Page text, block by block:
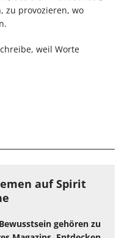
zu provozieren, wo
weil Worte
auf Spirit
gehören zu